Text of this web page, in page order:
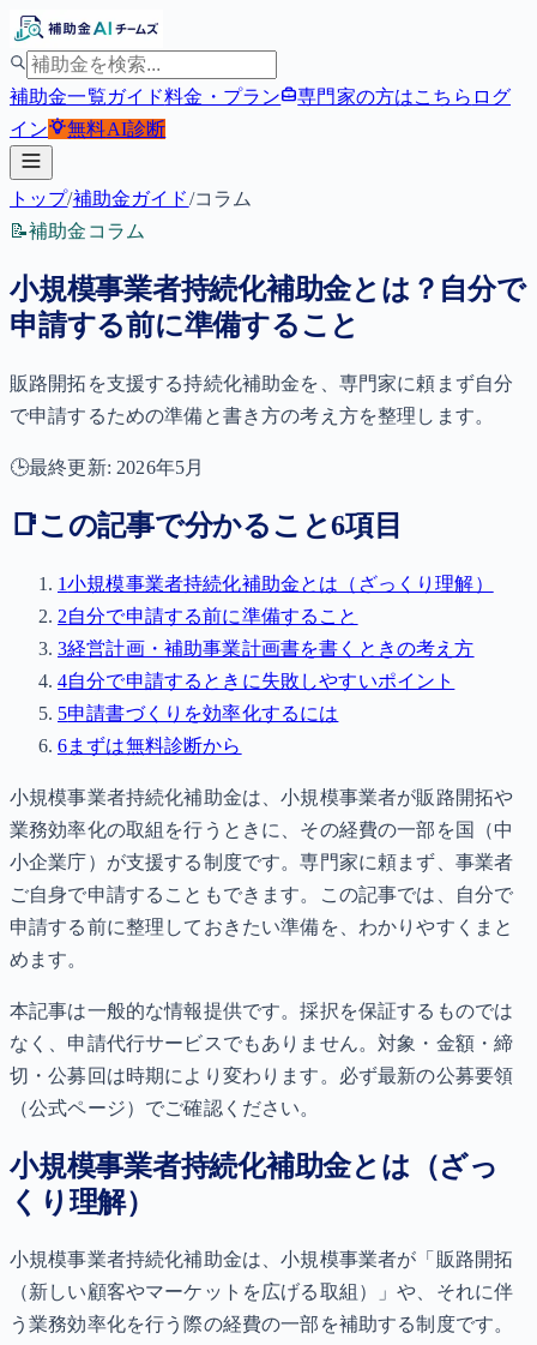
補助金一覧ガイド料金・プラン 専門家の方はこちら ログ
イン
無料AI診断
トップ/補助金ガイド/コラム
📝補助金コラム
小規模事業者持続化補助金とは？自分で
申請する前に準備すること
販路開拓を支援する持続化補助金を、専門家に頼まず自分
で申請するための準備と書き方の考え方を整理します。
🕒最終更新: 2026年5月
📑この記事で分かること6項目
1小規模事業者持続化補助金とは（ざっくり理解）
2自分で申請する前に準備すること
3経営計画・補助事業計画書を書くときの考え方
4自分で申請するときに失敗しやすいポイント
5申請書づくりを効率化するには
6まずは無料診断から
小規模事業者持続化補助金は、小規模事業者が販路開拓や
業務効率化の取組を行うときに、その経費の一部を国（中
小企業庁）が支援する制度です。専門家に頼まず、事業者
ご自身で申請することもできます。この記事では、自分で
申請する前に整理しておきたい準備を、わかりやすくまと
めます。
本記事は一般的な情報提供です。採択を保証するものでは
なく、申請代行サービスでもありません。対象・金額・締
切・公募回は時期により変わります。必ず最新の公募要領
（公式ページ）でご確認ください。
小規模事業者持続化補助金とは（ざっ
くり理解）
小規模事業者持続化補助金は、小規模事業者が「販路開拓
（新しい顧客やマーケットを広げる取組）」や、それに伴
う業務効率化を行う際の経費の一部を補助する制度です。